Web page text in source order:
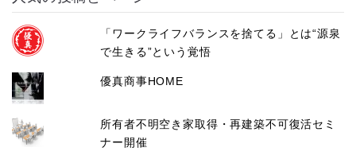
「ワークライフバランスを捨てる」とは“源泉
で生きる”という覚悟
優真商事HOME
所有者不明空き家取得・再建築不可復活セミ
ナー開催